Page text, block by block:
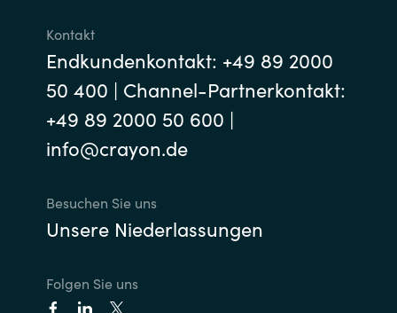
Kontakt
Endkundenkontakt: +49 89 2000
50 400 | Channel-Partnerkontakt:
+49 89 2000 50 600 |
info@crayon.de
Besuchen Sie uns
Unsere Niederlassungen
Folgen Sie uns